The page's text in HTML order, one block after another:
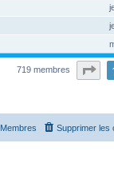
719 membres
Supprimer les
Membres